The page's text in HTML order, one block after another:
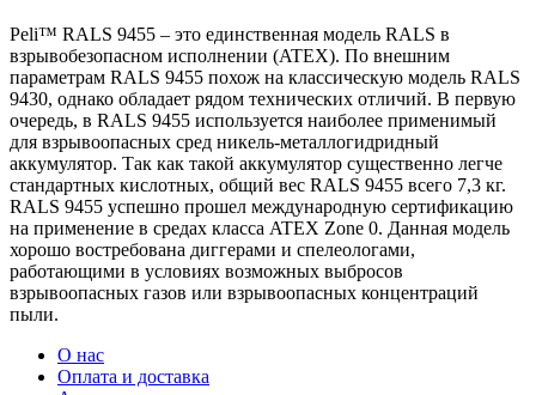
Peli™ RALS 9455 – это единственная модель RALS в
взрывобезопасном исполнении (ATEX). По внешним
параметрам RALS 9455 похож на классическую модель RALS
9430, однако обладает рядом технических отличий. В первую
очередь, в RALS 9455 используется наиболее применимый
для взрывоопасных сред никель-металлогидридный
аккумулятор. Так как такой аккумулятор существенно легче
стандартных кислотных, общий вес RALS 9455 всего 7,3 кг.
RALS 9455 успешно прошел международную сертификацию
на применение в средах класса ATEX Zone 0. Данная модель
хорошо востребована диггерами и спелеологами,
работающими в условиях возможных выбросов
взрывоопасных газов или взрывоопасных концентраций
пыли.
О нас
Оплата и доставка